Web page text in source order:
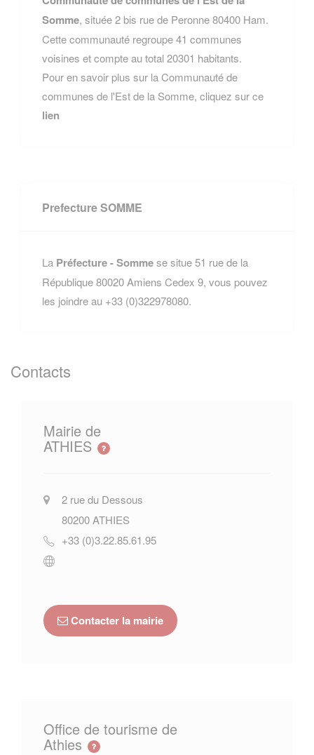
Somme, située 2 bis rue de Peronne 80400 Ham.
Cette communauté regroupe 41 communes
voisines et compte au total 20301 habitants.
Pour en savoir plus sur la Communauté de
communes de l'Est de la Somme, cliquez sur ce
lien
Prefecture SOMME
La Préfecture - Sommese situe 51 rue de la
République 80020 Amiens Cedex 9, vous pouvez
les joindre au +33 (0)322978080.
Contacts
Mairie de
ATHIES
2 rue du Dessous
80200 ATHIES
+33 (0)3.22.85.61.95
Contacter la mairie
Office de tourisme de
Athies